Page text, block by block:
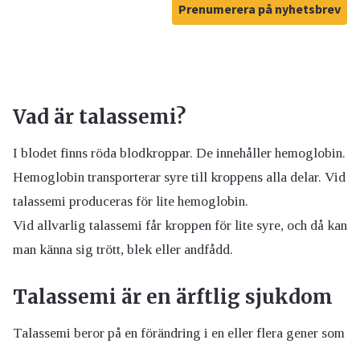
Prenumerera på nyhetsbrev
Vad är talassemi?
I blodet finns röda blodkroppar. De innehåller hemoglobin.
Hemoglobin transporterar syre till kroppens alla delar. Vid
talassemi produceras för lite hemoglobin.
Vid allvarlig talassemi får kroppen för lite syre, och då kan
man känna sig trött, blek eller andfådd.
Talassemi är en ärftlig sjukdom
Talassemi beror på en förändring i en eller flera gener som